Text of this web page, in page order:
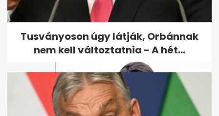
Hivatalosan is kimondták
Hujber Ferenc és Tölgyesi-
Khell Cynthia...
Tusványoson úgy látják, Orbánnak
nem kell változtatnia - A hét...